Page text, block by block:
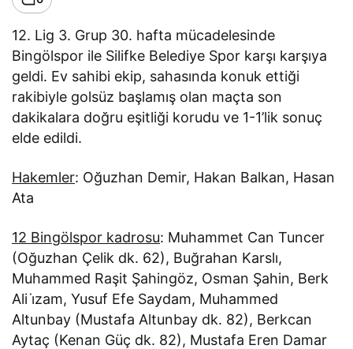
12. Lig 3. Grup 30. hafta mücadelesinde
Bingölspor ile Silifke Belediye Spor karşı karşıya
geldi. Ev sahibi ekip, sahasında konuk ettiği
rakibiyle golsüz başlamış olan maçta son
dakikalara doğru eşitliği korudu ve 1-1’lik sonuç
elde edildi.
Hakemler: Oğuzhan Demir, Hakan Balkan, Hasan
Ata
12 Bingölspor kadrosu: Muhammet Can Tuncer
(Oğuzhan Çelik dk. 62), Buğrahan Karslı,
Muhammed Raşit Şahingöz, Osman Şahin, Berk
Ali i̇zam, Yusuf Efe Saydam, Muhammed
Altunbay (Mustafa Altunbay dk. 82), Berkcan
Aytaç (Kenan Güç dk. 82), Mustafa Eren Damar